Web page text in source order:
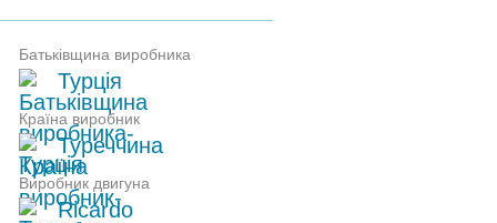
Батьківщина виробника
Турція
Країна виробник
Туреччина
Виробник двигуна
Ricardo